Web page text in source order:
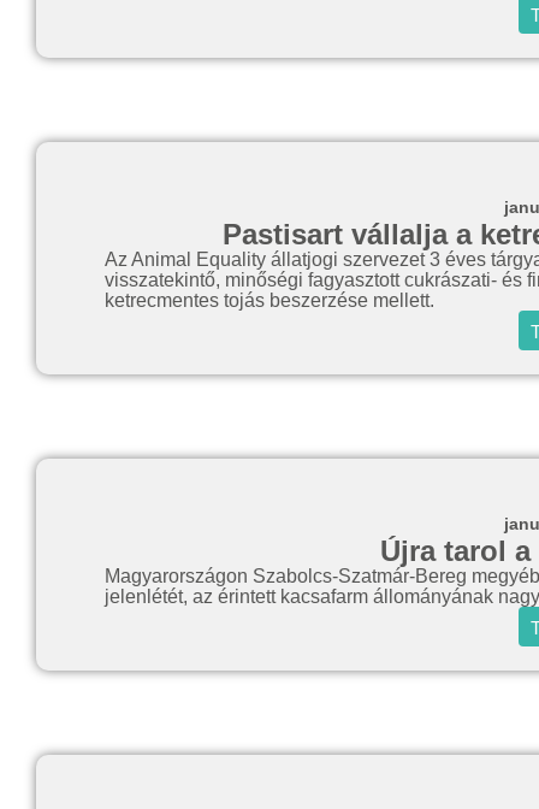
Pastisart vállalja a
Az Animal Equality állatjogi szervezet 3 éves
visszatekintő, minőségi fagyasztott cukrászati- és
ketrecmentes tojás beszerzése mellett.
Újra tarol
Magyarországon Szabolcs-Szatmár-Bereg
jelenlétét, az érintett kacsafarm állományának